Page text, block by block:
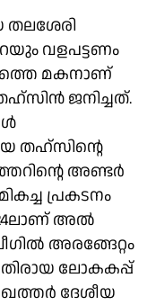
വളപട്ടണം
മകനാണ്
ജനിച്ചത്.
തഹ്‌സിൻ്റെ
അണ്ടർ
പ്രകടനം
അൽ
അരങ്ങേറ്റം
ലോകകപ്പ്
ദേശീയ